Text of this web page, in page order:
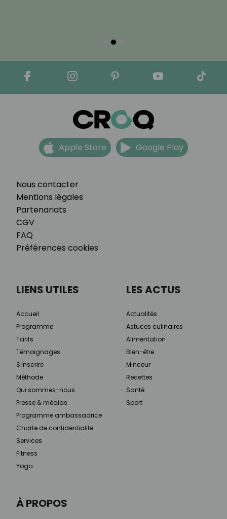
Nous contacter
Mentions légales
Partenariats
CGV
FAQ
Préférences cookies
Apple Store Google Play
À PROPOS
LIENS UTILES
Accueil
Programme
Tarifs
Témoignages
S'inscrire
Méthode
Qui sommes-nous
Presse & médias
Programme ambassadrice
Charte de confidentialité
Services
Fitness
Yoga
LES ACTUS
Actualités
Astuces culinaires
Alimentation
Bien-être
Minceur
Recettes
Santé
Sport